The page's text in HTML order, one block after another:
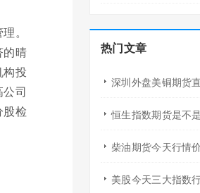
。
的晴
投
司
检
热门文章
柴油期货今天行情